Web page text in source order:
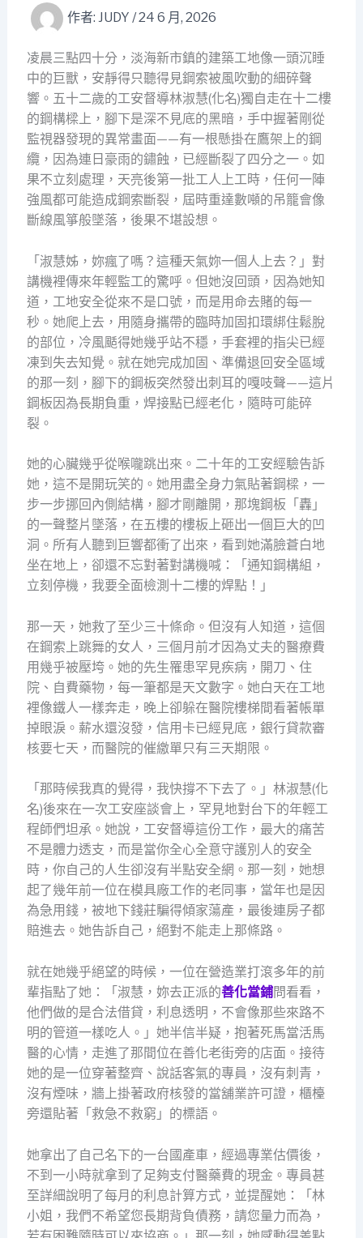
作者: JUDY /24 6 月, 2026
凌晨三點四十分，淡海新市鎮的建築工地像一頭沉睡
中的巨獸，安靜得只聽得見鋼索被風吹動的細碎聲
響。五十二歲的工安督導林淑慧(化名)獨自走在十二樓
的鋼構樑上，腳下是深不見底的黑暗，手中握著剛從
監視器發現的異常畫面——有一根懸掛在鷹架上的鋼
纜，因為連日豪雨的鏽蝕，已經斷裂了四分之一。如
果不立刻處理，天亮後第一批工人上工時，任何一陣
強風都可能造成鋼索斷裂，屆時重達數噸的吊籠會像
斷線風箏般墜落，後果不堪設想。
「淑慧姊，妳瘋了嗎？這種天氣妳一個人上去？」對
講機裡傳來年輕監工的驚呼。但她沒回頭，因為她知
道，工地安全從來不是口號，而是用命去賭的每一
秒。她爬上去，用隨身攜帶的臨時加固扣環綁住鬆脫
的部位，冷風颳得她幾乎站不穩，手套裡的指尖已經
凍到失去知覺。就在她完成加固、準備退回安全區域
的那一刻，腳下的鋼板突然發出刺耳的嘎吱聲——這片
鋼板因為長期負重，焊接點已經老化，隨時可能碎
裂。
她的心臟幾乎從喉嚨跳出來。二十年的工安經驗告訴
她，這不是開玩笑的。她用盡全身力氣貼著鋼樑，一
步一步挪回內側結構，腳才剛離開，那塊鋼板「轟」
的一聲整片墜落，在五樓的樓板上砸出一個巨大的凹
洞。所有人聽到巨響都衝了出來，看到她滿臉蒼白地
坐在地上，卻還不忘對著對講機喊：「通知鋼構組，
立刻停機，我要全面檢測十二樓的焊點！」
那一天，她救了至少三十條命。但沒有人知道，這個
在鋼索上跳舞的女人，三個月前才因為丈夫的醫療費
用幾乎被壓垮。她的先生罹患罕見疾病，開刀、住
院、自費藥物，每一筆都是天文數字。她白天在工地
裡像鐵人一樣奔走，晚上卻躲在醫院樓梯間看著帳單
掉眼淚。薪水還沒發，信用卡已經見底，銀行貸款審
核要七天，而醫院的催繳單只有三天期限。
「那時候我真的覺得，我快撐不下去了。」林淑慧(化
名)後來在一次工安座談會上，罕見地對台下的年輕工
程師們坦承。她說，工安督導這份工作，最大的痛苦
不是體力透支，而是當你全心全意守護別人的安全
時，你自己的人生卻沒有半點安全網。那一刻，她想
起了幾年前一位在模具廠工作的老同事，當年也是因
為急用錢，被地下錢莊騙得傾家蕩產，最後連房子都
賠進去。她告訴自己，絕對不能走上那條路。
就在她幾乎絕望的時候，一位在營造業打滾多年的前
輩指點了她：「淑慧，妳去正派的善化當鋪問看看，
他們做的是合法借貸，利息透明，不會像那些來路不
明的管道一樣吃人。」她半信半疑，抱著死馬當活馬
醫的心情，走進了那間位在善化老街旁的店面。接待
她的是一位穿著整齊、說話客氣的專員，沒有刺青，
沒有煙味，牆上掛著政府核發的當舖業許可證，櫃檯
旁還貼著「救急不救窮」的標語。
她拿出了自己名下的一台國產車，經過專業估價後，
不到一小時就拿到了足夠支付醫藥費的現金。專員甚
至詳細說明了每月的利息計算方式，並提醒她：「林
小姐，我們不希望您長期背負債務，請您量力而為，